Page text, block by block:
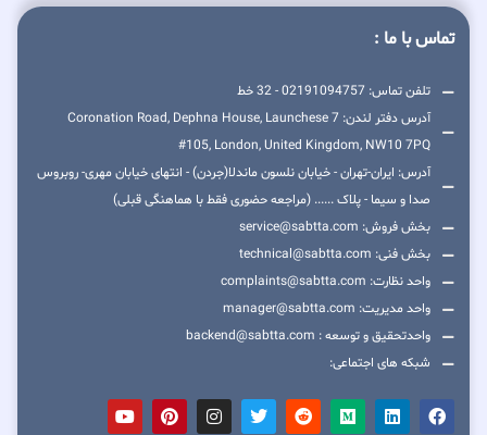
تماس با ما :
تلفن تماس: 02191094757 - 32 خط
آدرس دفتر لندن: 7 Coronation Road, Dephna House, Launchese
#105, London, United Kingdom, NW10 7PQ
آدرس: ایران-تهران - خیابان نلسون ماندلا(جردن) - انتهای خیابان مهری- روبروس
صدا و سیما - پلاک ...... (مراجعه حضوری فقط با هماهنگی قبلی)
بخش فروش: service@sabtta.com
بخش فنی: technical@sabtta.com
واحد نظارت: complaints@sabtta.com
واحد مدیریت: manager@sabtta.com
واحدتحقیق و توسعه : backend@sabtta.com
شبکه های اجتماعی: